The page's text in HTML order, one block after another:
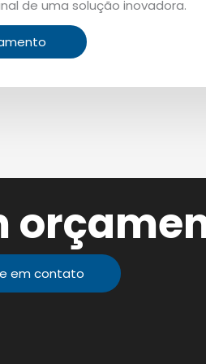
de uma solução inovadora.
em contato